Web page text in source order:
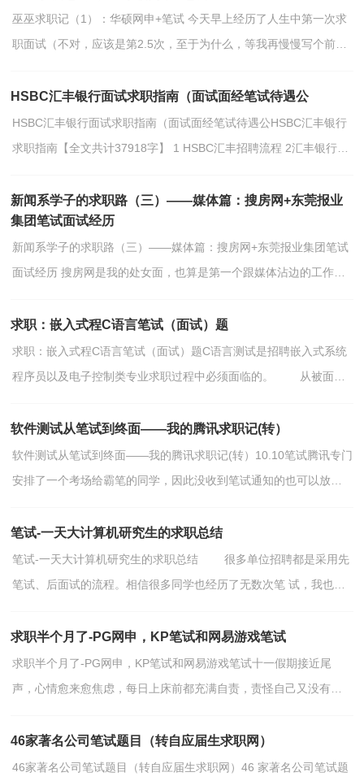
巫巫求职记（1）：华硕网申+笔试 今天早上经历了人生中第一次求
职面试（不对，应该是第2.5次，至于为什么，等我再慢慢写个前传
着...
HSBC汇丰银行面试求职指南（面试面经笔试待遇公
HSBC汇丰银行面试求职指南（面试面经笔试待遇公HSBC汇丰银行
求职指南【全文共计37918字】 1 HSBC汇丰招聘流程 2汇丰银行面
新闻系学子的求职路（三）——媒体篇：搜房网+东莞报业
集团笔试面试经历
新闻系学子的求职路（三）——媒体篇：搜房网+东莞报业集团笔试
面试经历 搜房网是我的处女面，也算是第一个跟媒体沾边的工作。
求职：嵌入式程C语言笔试（面试）题
求职：嵌入式程C语言笔试（面试）题C语言测试是招聘嵌入式系统
程序员以及电子控制类专业求职过程中必须面临的。 从被面试
软件测试从笔试到终面――我的腾讯求职记(转）
软件测试从笔试到终面――我的腾讯求职记(转）10.10笔试腾讯专门
安排了一个考场给霸笔的同学，因此没收到笔试通知的也可以放心
笔试-一天大计算机研究生的求职总结
笔试-一天大计算机研究生的求职总结 很多单位招聘都是采用先
笔试、后面试的流程。相信很多同学也经历了无数次笔 试，我也不
求职半个月了-PG网申，KP笔试和网易游戏笔试
求职半个月了-PG网申，KP笔试和网易游戏笔试十一假期接近尾
声，心情愈来愈焦虑，每日上床前都充满自责，责怪自己又没有网
的...
46家著名公司笔试题目（转自应届生求职网）
46家著名公司笔试题目（转自应届生求职网）46 家著名公司笔试题